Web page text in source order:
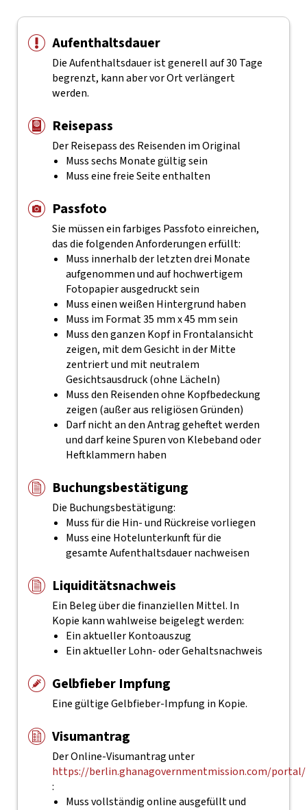
Aufenthaltsdauer
Die Aufenthaltsdauer ist generell auf 30 Tage
begrenzt, kann aber vor Ort verlängert
werden.
Reisepass
Der Reisepass des Reisenden im Original
Muss sechs Monate gültig sein
Muss eine freie Seite enthalten
Passfoto
Sie müssen ein farbiges Passfoto einreichen,
das die folgenden Anforderungen erfüllt:
Muss innerhalb der letzten drei Monate
aufgenommen und auf hochwertigem
Fotopapier ausgedruckt sein
Muss einen weißen Hintergrund haben
Muss im Format 35 mm x 45 mm sein
Muss den ganzen Kopf in Frontalansicht
zeigen, mit dem Gesicht in der Mitte
zentriert und mit neutralem
Gesichtsausdruck (ohne Lächeln)
Muss den Reisenden ohne Kopfbedeckung
zeigen (außer aus religiösen Gründen)
Darf nicht an den Antrag geheftet werden
und darf keine Spuren von Klebeband oder
Heftklammern haben
Buchungsbestätigung
Die Buchungsbestätigung:
Muss für die Hin- und Rückreise vorliegen
Muss eine Hotelunterkunft für die
gesamte Aufenthaltsdauer nachweisen
Liquiditätsnachweis
Ein Beleg über die finanziellen Mittel. In
Kopie kann wahlweise beigelegt werden:
Ein aktueller Kontoauszug
Ein aktueller Lohn- oder Gehaltsnachweis
Gelbfieber Impfung
Eine gültige Gelbfieber-Impfung in Kopie.
Visumantrag
Der Online-Visumantrag unter
https://berlin.ghanagovernmentmission.com/portal/
:
Muss vollständig online ausgefüllt und